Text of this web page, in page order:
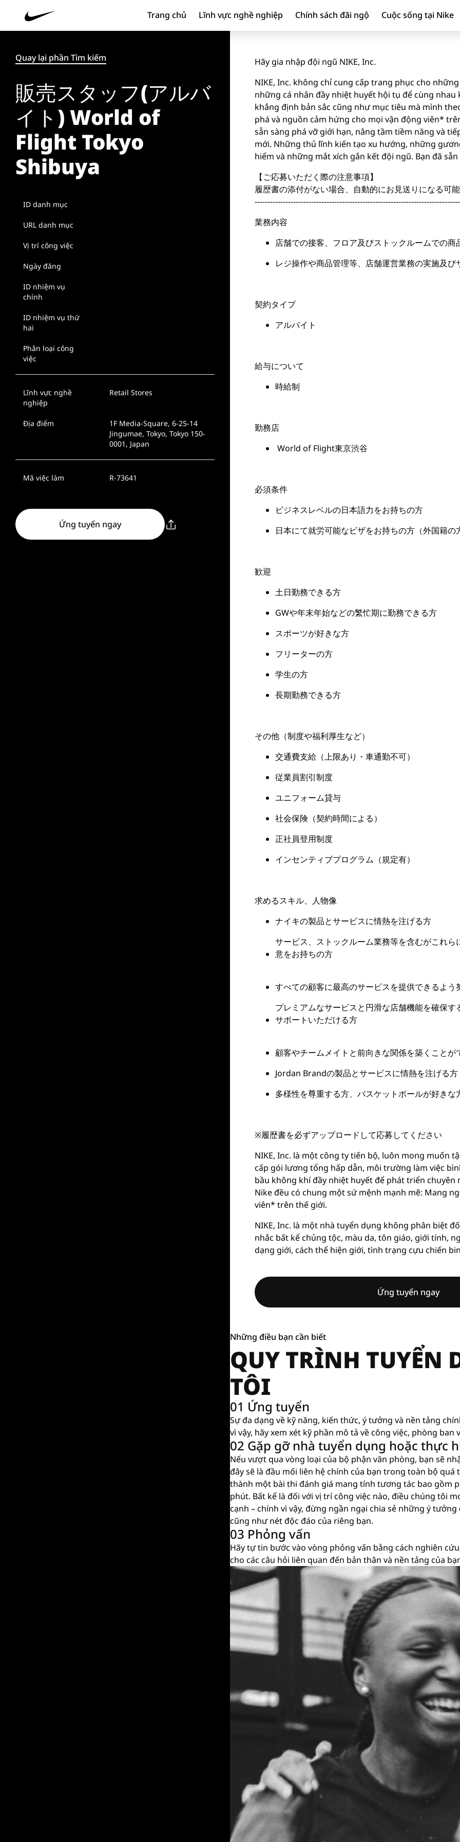
Trang chủ Lĩnh vực nghề nghiệp Chính sách đãi ngộ Cuộc sống tại Nike
Quay lại phần Tìm kiếm
販売スタッフ(アルバ
イト) World of
Flight Tokyo
Shibuya
ID danh mục
URL danh mục
Vị trí công việc
Ngày đăng
ID nhiệm vụ
chính
ID nhiệm vụ thứ
hai
Phân loại công
việc
Lĩnh vực nghề
nghiệp
Retail Stores
Địa điểm
1F Media-Square, 6-25-14
Jingumae, Tokyo, Tokyo 150-
0001, Japan
Mã việc làm R-73641
Ứng tuyển ngay
Hãy gia nhập đội ngũ NIKE, Inc.
NIKE, Inc. không chỉ cung cấp trang phục cho
những cá nhân đầy nhiệt huyết hội tụ để cùng
khẳng định bản sắc cũng như mục tiêu mà mình
phá và nguồn cảm hứng cho mọi vận động viên*
sẵn sàng phá vỡ giới hạn, nâng tầm tiềm năng và
mới. Những thủ lĩnh kiến tạo xu hướng, những
hiểm và những mắt xích gắn kết đội ngũ. Bạn đã
【ご応募いただく際の注意事項】
履歴書の添付がない場合、自動的にお見送りになる可
業務内容
店舗での接客、フロア及びストックルームでの商
レジ操作や商品管理等、店舗運営業務の実施及び
契約タイプ
アルバイト
給与について
時給制
勤務店
World of Flight東京渋谷
必須条件
ビジネスレベルの日本語力をお持ちの方
日本にて就労可能なビザをお持ちの方（外国籍の
歓迎
土日勤務できる方
GWや年末年始などの繁忙期に勤務できる方
スポーツが好きな方
フリーターの方
学生の方
長期勤務できる方
その他（制度や福利厚生など）
交通費支給（上限あり・ 車通勤不可）
従業員割引制度
ユニフォーム貸与
社会保険 （契約時間による）
正社員登用制度
インセンティブプログラム（規定有）
求めるスキル、人物像
ナイキの製品とサービスに情熱を注げる方
サービス、ストックルーム業務等を含むがこれ
意をお持ちの方
すべての顧客に最高のサービスを提供できるよう
プレミアムなサービスと円滑な店舗機能を確保
サポートいただける方
顧客やチームメイトと前向きな関係を築くことが
Jordan Brandの製品とサービスに情熱を注げる方
多様性を尊重する方、バスケットボールが好き
※履歴書を必ずアップロードして応募してください
NIKE, Inc. là một công ty tiến bộ, luôn mong muốn
cấp gói lương tổng hấp dẫn, môi trường làm việc
bầu không khí đầy nhiệt huyết để phát triển
Nike đều có chung một sứ mệnh mạnh mẽ: Mang
viên* trên thế giới.
NIKE, Inc. là một nhà tuyển dụng không phân biệt
nhắc bất kể chủng tộc, màu da, tôn giáo, giới tính,
dạng giới, cách thể hiện giới, tình trạng cựu chiến
Ứng tuyển ngay
Những điều bạn cần biết
QUY TRÌNH TUYỂN
TÔI
01 Ứng tuyển
Sự đa dạng về kỹ năng, kiến ​​thức, ý tưởng và nền tảng
vì vậy, hãy xem xét kỹ phần mô tả về công việc, phòng
02 Gặp gỡ nhà tuyển dụng hoặc thực
Nếu vượt qua vòng loại của bộ phận văn phòng, bạn sẽ
đây sẽ là đầu mối liên hệ chính của bạn trong toàn bộ
thành một bài thi đánh giá mang tính tương tác bao gồm
phút. Bất kể là đối với vị trí công việc nào, điều chúng tôi
cạnh – chính vì vậy, đừng ngần ngại chia sẻ những ý
cũng như nét độc đáo của riêng bạn.
03 Phỏng vấn
Hãy tự tin bước vào vòng phỏng vấn bằng cách nghiên
cho các câu hỏi liên quan đến bản thân và nền tảng của